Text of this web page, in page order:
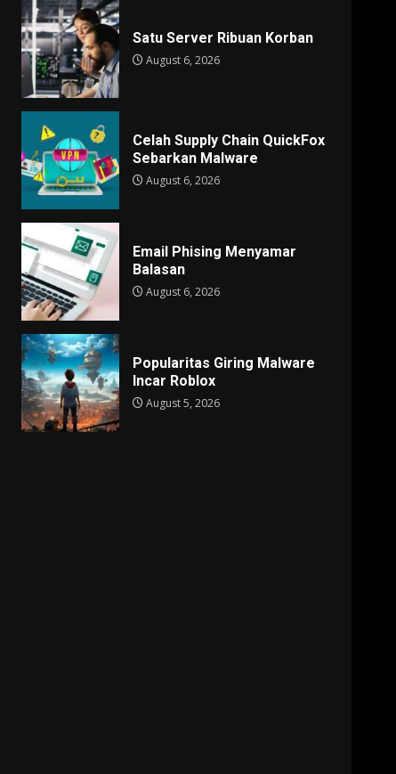
Satu Server Ribuan Korban
August 6, 2026
Celah Supply Chain QuickFox
Sebarkan Malware
August 6, 2026
Email Phising Menyamar
Balasan
August 6, 2026
Popularitas Giring Malware
Incar Roblox
August 5, 2026